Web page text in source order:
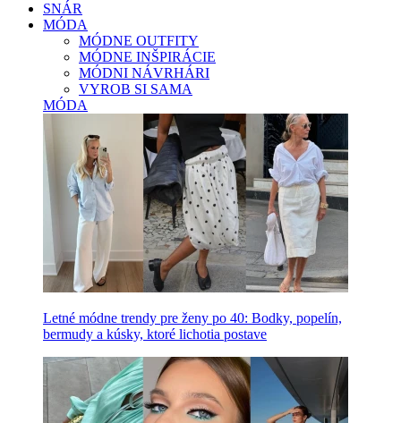
SNÁR
MÓDA
MÓDNE OUTFITY
MÓDNE INŠPIRÁCIE
MÓDNI NÁVRHÁRI
VYROB SI SAMA
MÓDA
Letné módne trendy pre ženy po 40: Bodky, popelín,
bermudy a kúsky, ktoré lichotia postave